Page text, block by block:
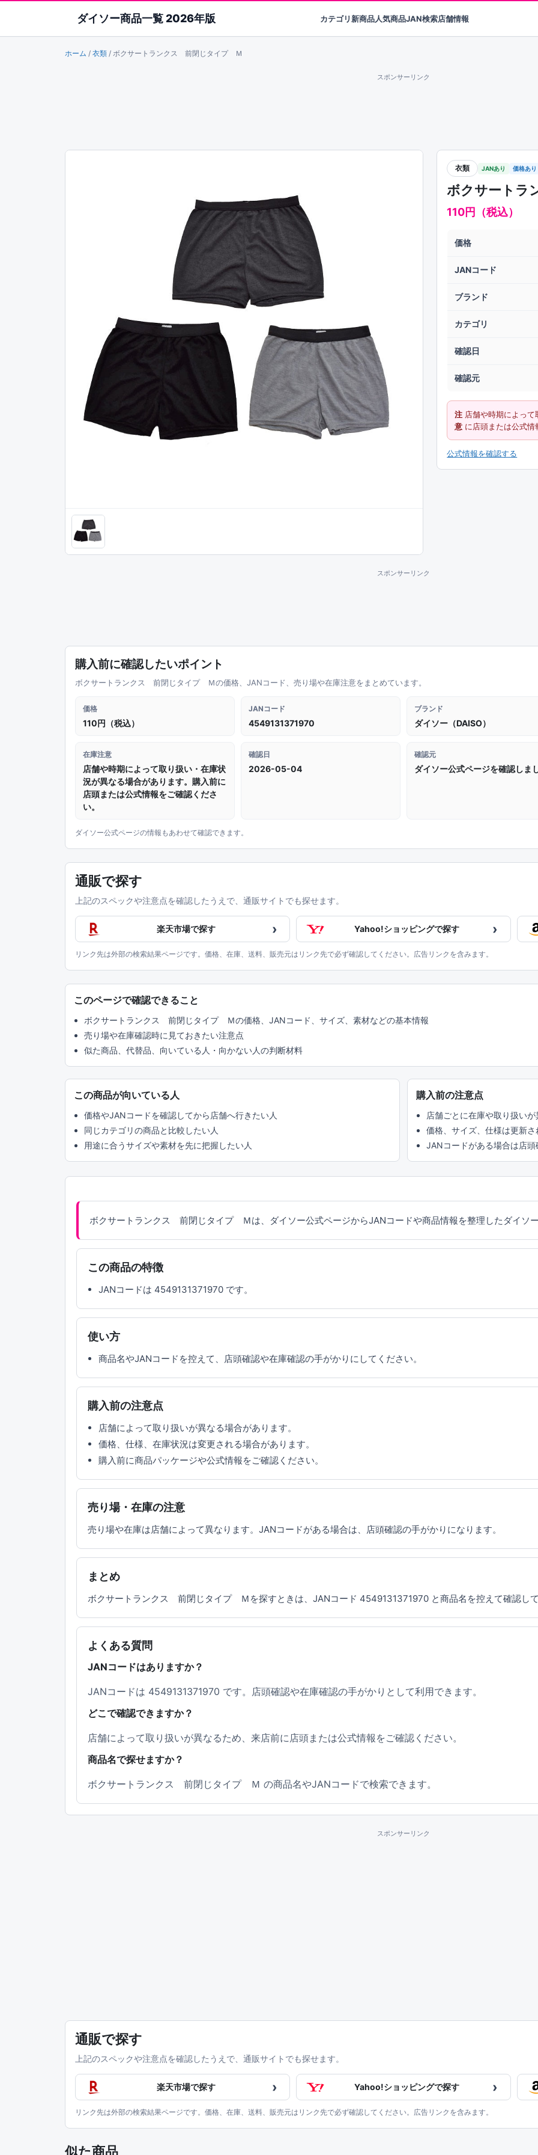
ダイソー商品一覧 2026年版 カテゴリ新商品人気商品JAN検索店舗情報
ホーム / 衣類 / ボクサートランクス 前閉じタイプ Ｍ
スポンサーリンク
衣類 JANあり 価格あり
ボクサート
110円（税込）
価格
JANコード
ブランド
カテゴリ
確認日
確認元
注
意
店舗や時期によっ
に店頭または公式情
公式情報を確認する
スポンサーリンク
購入前に確認したいポイント
ボクサートランクス 前閉じタイプ Ｍの価格、JANコード、売り場や在庫注意をまとめています。
価格
110円（税込）
JANコード
4549131371970
ブランド
ダイソー（DAISO）
在庫注意
店舗や時期によって取り扱い・在庫状
況が異なる場合があります。購入前に
店頭または公式情報をご確認くださ
い。
確認日
2026-05-04
確認元
ダイソー公式ページを確認しまし
ダイソー公式ページの情報もあわせて確認できます。
通販で探す
上記のスペックや注意点を確認したうえで、通販サイトでも探せます。
楽天市場で探す › Yahoo!ショッピングで探す ›
リンク先は外部の検索結果ページです。価格、在庫、送料、販売元はリンク先で必ず確認してください。広告リンクを含みます。
このページで確認できること
ボクサートランクス 前閉じタイプ Ｍの価格、JANコード、サイズ、素材などの基本情報
売り場や在庫確認時に見ておきたい注意点
似た商品、代替品、向いている人・向かない人の判断材料
この商品が向いている人
価格やJANコードを確認してから店舗へ行きたい人
同じカテゴリの商品と比較したい人
用途に合うサイズや素材を先に把握したい人
購入前の注意点
店舗ごとに在庫や取り扱いが
価格、サイズ、仕様は更新さ
JANコードがある場合は店頭
ボクサートランクス 前閉じタイプ Ｍは、ダイソー公式ページからJANコードや商品情報を整理したダイソー
この商品の特徴
JANコードは 4549131371970 です。
使い方
商品名やJANコードを控えて、店頭確認や在庫確認の手がかりにしてください。
購入前の注意点
店舗によって取り扱いが異なる場合があります。
価格、仕様、在庫状況は変更される場合があります。
購入前に商品パッケージや公式情報をご確認ください。
売り場・在庫の注意
売り場や在庫は店舗によって異なります。JANコードがある場合は、店頭確認の手がかりになります。
まとめ
ボクサートランクス 前閉じタイプ Ｍを探すときは、JANコード 4549131371970 と商品名を控えて確認して
よくある質問
JANコードはありますか？
JANコードは 4549131371970 です。店頭確認や在庫確認の手がかりとして利用できます。
どこで確認できますか？
店舗によって取り扱いが異なるため、来店前に店頭または公式情報をご確認ください。
商品名で探せますか？
ボクサートランクス 前閉じタイプ Ｍ の商品名やJANコードで検索できます。
スポンサーリンク
通販で探す
上記のスペックや注意点を確認したうえで、通販サイトでも探せます。
楽天市場で探す › Yahoo!ショッピングで探す ›
リンク先は外部の検索結果ページです。価格、在庫、送料、販売元はリンク先で必ず確認してください。広告リンクを含みます。
似た商品